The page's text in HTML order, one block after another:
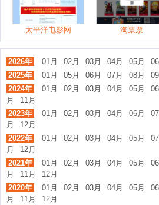
太平洋电影网 淘票票
2026年 01月 02月 03月 04月 05月
2025年
01月 05月 06月 07月 08月
2024年
01月 02月 03月 04月 05月
月
11月
2023年
01月 02月 03月 04月 06月
月
12月
2022年
01月 02月 03月 04月 05月
月
12月
2021年
01月 02月 03月 04月 05月
月
11月
12月
2020年
01月 02月 03月 04月 05月
月
11月
12月